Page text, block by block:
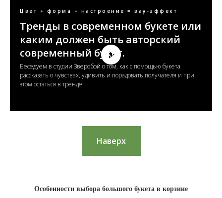
Цвет + форма + настроение = вау-эффект
Тренды в современном букете или
каким должен быть авторский
современный букет.
Беседуем в студии Зверобой о том, как с помощью букета
рассказать о чувствах, удивить и порадовать получателя и при
этом остаться в тренде.
Наверх
Особенности выбора большого букета в корзине